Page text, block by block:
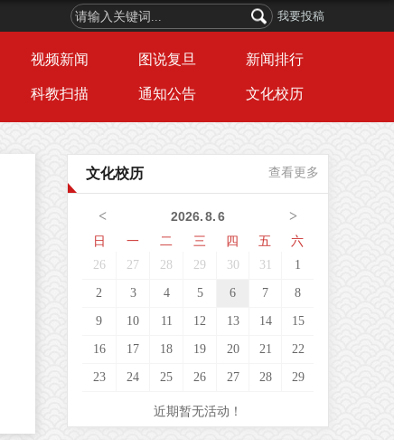
我要投稿
视频新闻 图说复旦 新闻排行
科教扫描 通知公告 文化校历
文化校历 查看更多
< >
2026.8.6
日
一 二 三 四 五 六
26 27 28 29 30 31 1
2 3 4 5 6 7 8
9 10 11 12 13 14 15
16 17 18 19 20 21 22
23 24 25 26 27 28 29
近期暂无活动！